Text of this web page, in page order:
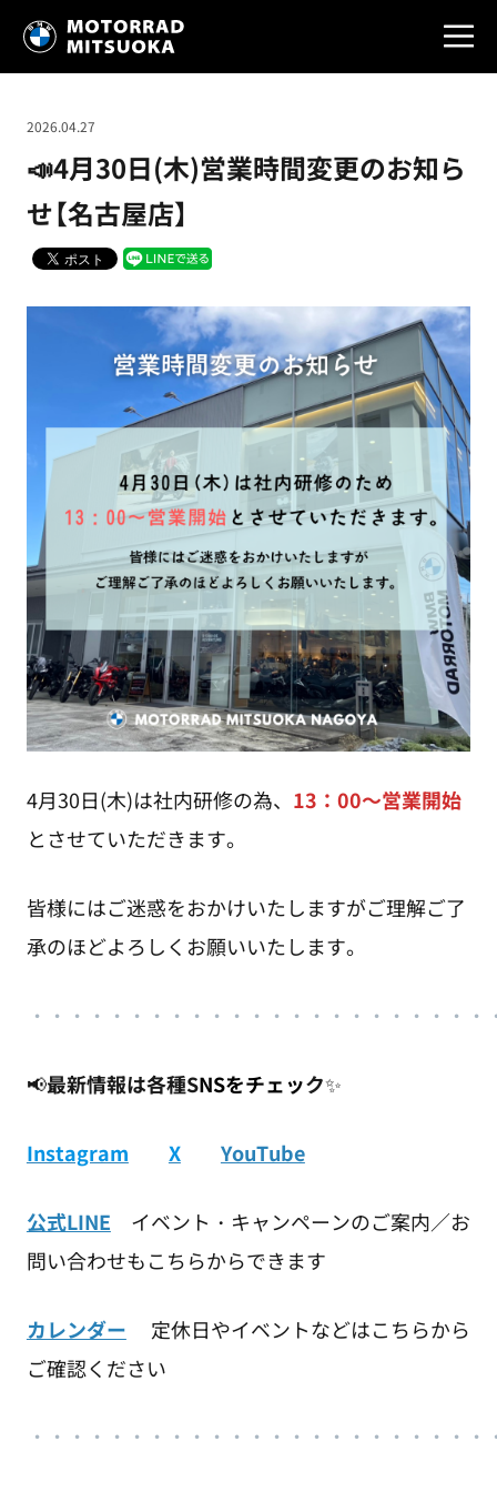
📣4月30日(木)営業時間変更のお知ら
せ【名古屋店】
2026.04.27
4月30日(木)は社内研修の為、 13：00～営業開始
とさせていただきます。
皆様にはご迷惑をおかけいたしますがご理解ご了
承のほどよろしくお願いいたします。
・・・・・・・・・・・・・・・・・・・・・・
📢最新情報は各種SNSをチェック✨
Instagram X YouTube
公式LINE イベント・キャンペーンのご案内／お
問い合わせもこちらからできます
カレンダー 定休日やイベントなどはこちらから
ご確認ください
・・・・・・・・・・・・・・・・・・・・・・